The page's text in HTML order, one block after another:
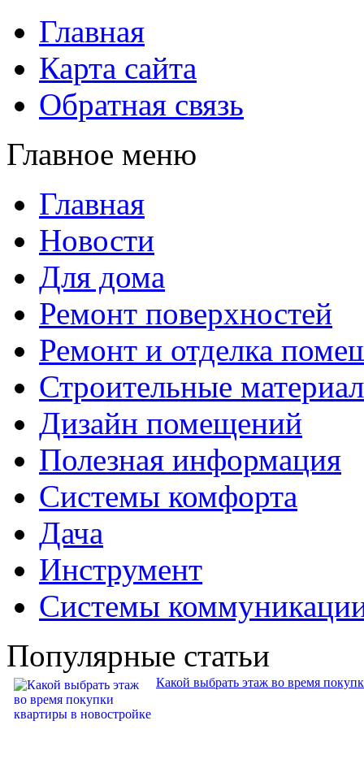
Главная
Карта сайта
Обратная связь
Главное меню
Главная
Новости
Для дома
Ремонт поверхностей
Ремонт и отделка
Строительные
Дизайн помещений
Полезная информация
Системы комфорта
Дача
Инструмент
Системы
Популярные статьи
Какой выбрать этаж во время